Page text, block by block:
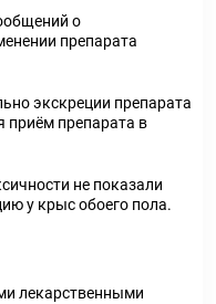
о
препарата
экскреции препарата
приём препарата в
не показали
у крыс обоего пола.
лекарственными